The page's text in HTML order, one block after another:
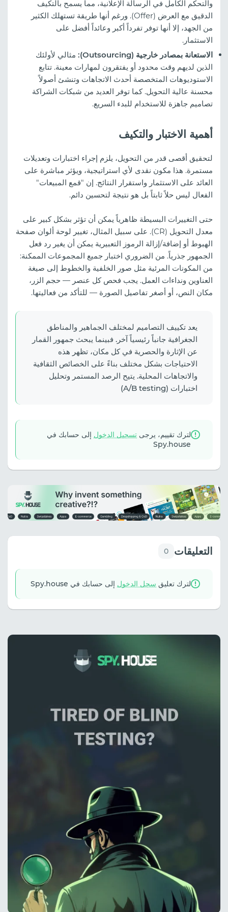
والتحكم الكامل في الرسالة الإعلانية، مما يسمح بالتكيف
الدقيق مع العرض (Offer). ورغم أنها طريقة تستهلك الكثير
من الجهد، إلا أنها توفر تفرداً أكبر وعائداً أفضل على
الاستثمار.
الاستعانة بمصادر خارجية (Outsourcing):
مثالي لأولئك
الذين لديهم وقت محدود أو يفتقرون لمهارات معينة. تتابع
الاستوديوهات المتخصصة أحدث الاتجاهات وتنشئ أصولاً
محسنة عالية التحويل. كما توفر العديد من شبكات الشراكة
تصاميم جاهزة للاستخدام للبدء السريع.
أهمية الاختبار والتكيف
لتحقيق أقصى قدر من التحويل، يلزم إجراء اختبارات وتعديلات
مستمرة. هذا مكون نقدى لأي استراتيجية، ويؤثر مباشرة على
العائد على الاستثمار واستقرار النتائج. إن "قمع المبيعات"
الفعال ليس حلاً ثابتاً بل هو نتيجة لتحسين دائم.
حتى التغييرات البسيطة ظاهرياً يمكن أن تؤثر بشكل كبير على
معدل التحويل (CR). على سبيل المثال، تغيير لوحة ألوان صفحة
الهبوط أو إضافة/إزالة الرموز التعبيرية يمكن أن يغير رد فعل
الجمهور جذرياً. من الضروري اختبار جميع المجموعات الممكنة:
من المكونات المرئية مثل صور الخلفية والخطوط إلى صيغة
العناوين ونداءات العمل. يجب فحص كل عنصر — حجم الزر،
مكان النص، أو أصغر تفاصيل الصورة — للتأكد من فعاليتها.
يعد تكييف التصاميم لمختلف الجماهير والمناطق
الجغرافية جانباً رئيسياً آخر. فبينما يبحث جمهور القمار
عن الإثارة والحصرية في كل مكان، تظهر هذه
الاحتياجات بشكل مختلف بناءً على الخصائص الثقافية
والاتجاهات المحلية. يتيح الرصد المستمر وتحليل
اختبارات (A/B testing)
لترك تقييم، يرجى تسجيل الدخول إلى حسابك في
Spy.house
التعليقات 0
لترك تعليق سجل الدخول إلى حسابك في Spy.house